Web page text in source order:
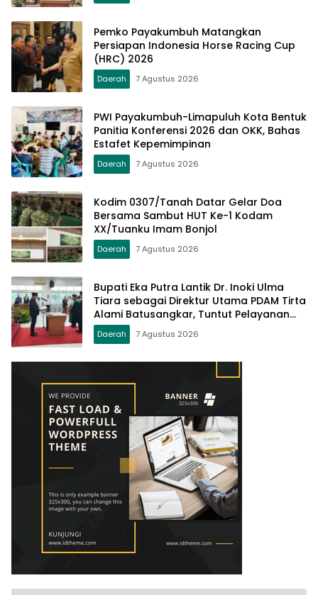
Pemko Payakumbuh Matangkan
Persiapan Indonesia Horse Racing Cup
(HRC) 2026
Daerah 7 Agustus 2026
PWI Payakumbuh-Limapuluh Kota Bentuk
Panitia Konferensi 2026 dan OKK, Bahas
Estafet Kepemimpinan
Daerah 7 Agustus 2026
Kodim 0307/Tanah Datar Gelar Doa
Bersama Sambut HUT Ke-1 Kodam
XX/Tuanku Imam Bonjol
Daerah 7 Agustus 2026
Bupati Eka Putra Lantik Dr. Inoki Ulma
Tiara sebagai Direktur Utama PDAM Tirta
Alami Batusangkar, Tuntut Pelayanan
Prima dan Tata Kelola Profesional
Daerah 7 Agustus 2026